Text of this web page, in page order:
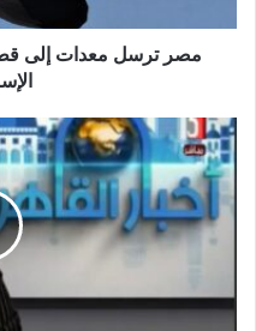
ر
مصر ترسل معدات إلى